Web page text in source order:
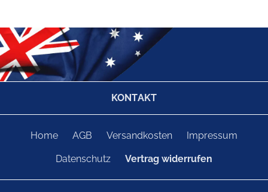
KONTAKT
Home AGB Versandkosten Impressum
Datenschutz Vertrag widerrufen